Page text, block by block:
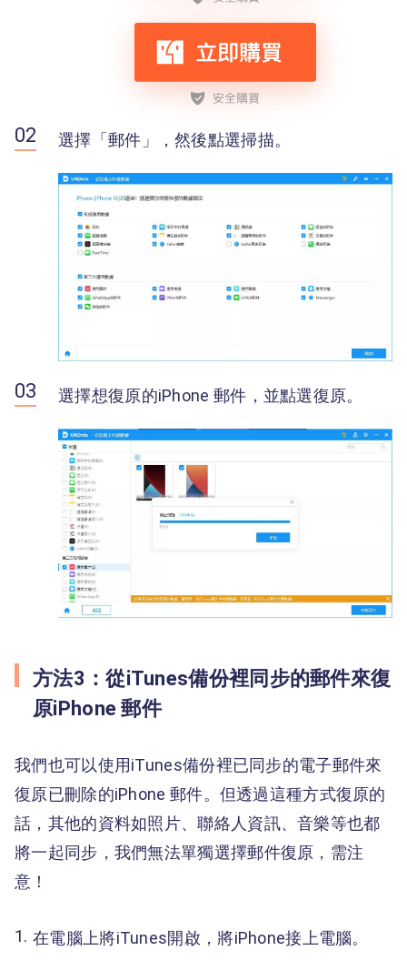
選擇「郵件」，然後點選掃描。
選擇想復原的iPhone 郵件，並點選復原。
方法3：從iTunes備份裡同步的郵件來復
原iPhone 郵件
我們也可以使用iTunes備份裡已同步的電子郵件來
復原已刪除的iPhone 郵件。但透過這種方式復原的
話，其他的資料如照片、聯絡人資訊、音樂等也都
將一起同步，我們無法單獨選擇郵件復原，需注
意！
在電腦上將iTunes開啟，將iPhone接上電腦。